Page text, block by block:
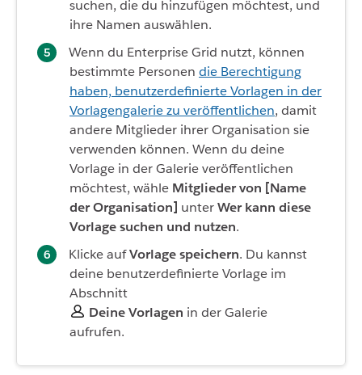
suchen, die du hinzufügen möchtest, und
ihre Namen auswählen.
Wenn du Enterprise Grid nutzt, können
bestimmte Personen die Berechtigung
haben, benutzerdefinierte Vorlagen in der
Vorlagengalerie zu veröffentlichen, damit
andere Mitglieder ihrer Organisation sie
verwenden können. Wenn du deine
Vorlage in der Galerie veröffentlichen
möchtest, wähle Mitglieder von [Name
der Organisation] unterWer kann diese
Vorlage suchen und nutzen.
Klicke aufVorlage speichern. Du kannst
deine benutzerdefinierte Vorlage im
Abschnitt
Deine Vorlagen in der Galerie
aufrufen.